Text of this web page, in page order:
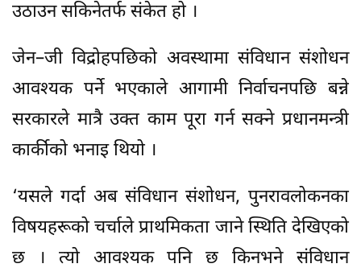
उठाउन सकिनेतर्फ संकेत हो ।
जेन–जी विद्रोहपछिको अवस्थामा संविधान संशोधन
आवश्यक पर्ने भएकाले आगामी निर्वाचनपछि बन्ने
सरकारले मात्रै उक्त काम पूरा गर्न सक्ने प्रधानमन्त्री
कार्कीको भनाइ थियो ।
‘यसले गर्दा अब संविधान संशोधन, पुनरावलोकनका
विषयहरूको चर्चाले प्राथमिकता जाने स्थिति देखिएको
छ । त्यो आवश्यक पनि छ किनभने संविधान